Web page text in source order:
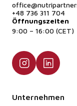
+48 736 311 704
Öffnungszeiten
9:00 – 16:00 (CET)
Unternehmen